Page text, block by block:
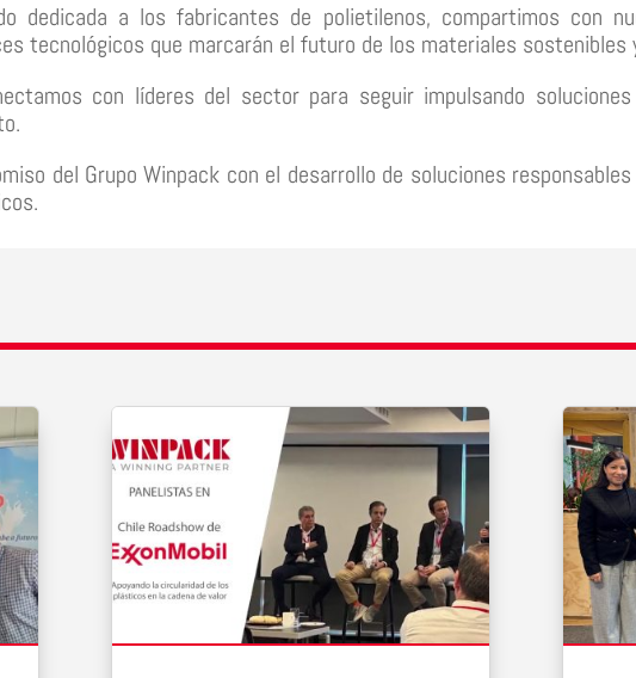
dedicada a los fabricantes de polietilenos, compartimos con
tecnológicos que marcarán el futuro de los materiales
con líderes del sector para seguir impulsando
del Grupo Winpack con el desarrollo de soluciones